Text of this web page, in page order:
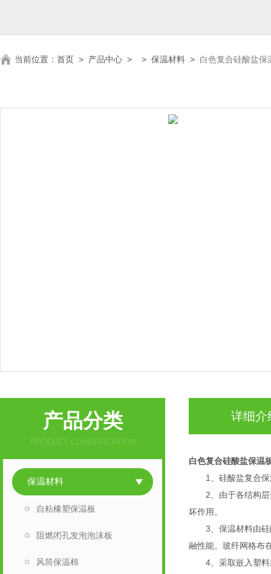
当前位置： 首页 > 产品中心 > > 保温材料 > 白色复合硅酸盐保
产品分类
PRODUCT CLASSIFICATION
保温材料
自粘橡塑保温板
阻燃闭孔发泡泡沫板
风筒保温棉
详细介
白色复合硅酸盐保温
1、硅酸盐复合保
2、由于各结构层全
坏作用。
3、保温材料由硅酸
融性能。玻纤网格布
4、采取嵌入塑料